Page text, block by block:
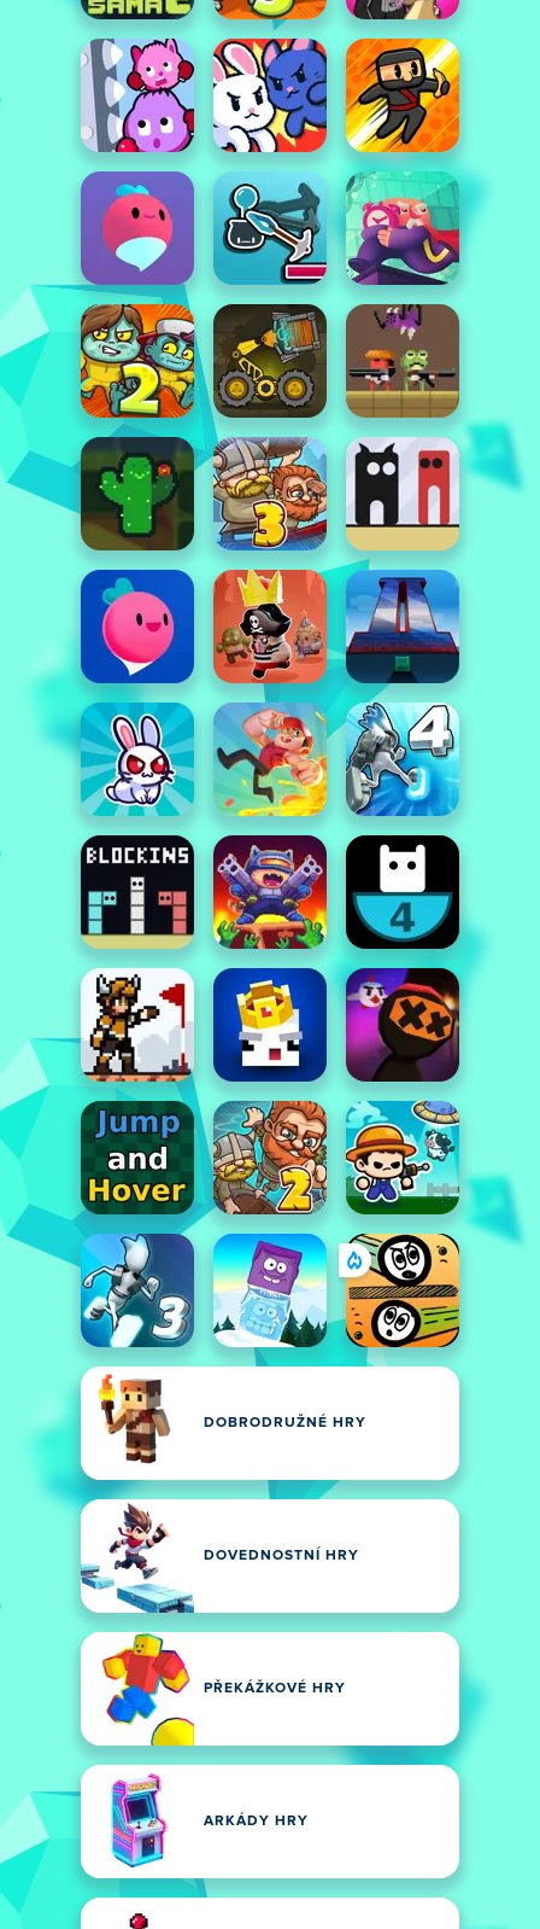
DOBRODRUŽNÉ HRY
DOVEDNOSTNÍ HRY
PŘEKÁŽKOVÉ HRY
ARKÁDY HRY